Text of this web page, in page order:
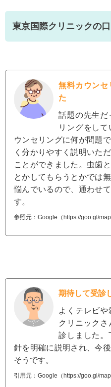
東京国際クリニックの
無料カウンセ
た
話題の先生だ
リングをし
ウンセリングに何が問題
く分かりやすく説明いた
ことができました。虫歯
とかしてもらうとかでは
悩んでいるので、通わせ
す。
参照元：Google（https://goo.gl/
期待して受診
よくテレビ
クリニック
診しました。
針を明確に説明され、今
そうです。
引用元：Google（https://goo.gl/